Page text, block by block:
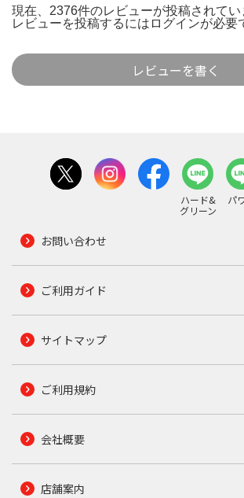
現在、2376件のレビューが投稿されてい
レビューを投稿するには ログインが必要
レビューを書く
ハード&
グリーン
パ
お問い合わせ
ご利用ガイド
サイトマップ
ご利用規約
会社概要
店舗案内